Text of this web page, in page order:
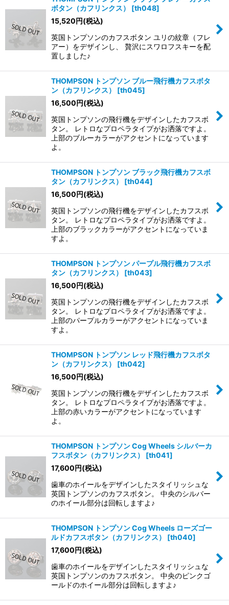
ボタン（カフリンクス）
[th048]
15,520円(税込)
英国トンプソンのカフスボタン ユリの紋章（フレ
アー）をデザインし、 贅沢にスワロフスキーを配
置しました♪
THOMPSON トンプソン ブルー飛行機カフスボタ
ン（カフリンクス）
[th045]
16,500円(税込)
英国トンプソンの飛行機をデザインしたカフスボ
タン。 レトロなプロペラタイプがお洒落ですよ。
上部のブルーカラーがアクセントになっています
よ。
THOMPSON トンプソン ブラック飛行機カフスボ
タン（カフリンクス）
[th044]
16,500円(税込)
英国トンプソンの飛行機をデザインしたカフスボ
タン。 レトロなプロペラタイプがお洒落ですよ。
上部のブラックカラーがアクセントになっていま
すよ。
THOMPSON トンプソン パープル飛行機カフスボ
タン（カフリンクス）
[th043]
16,500円(税込)
英国トンプソンの飛行機をデザインしたカフスボ
タン。 レトロなプロペラタイプがお洒落ですよ。
上部のパープルカラーがアクセントになっていま
すよ。
THOMPSON トンプソン レッド飛行機カフスボタ
ン（カフリンクス）
[th042]
16,500円(税込)
英国トンプソンの飛行機をデザインしたカフスボ
タン。 レトロなプロペラタイプがお洒落ですよ。
上部の赤いカラーがアクセントになっています
よ。
THOMPSON トンプソン Cog Wheels シルバーカ
フスボタン（カフリンクス）
[th041]
17,600円(税込)
歯車のホイールをデザインしたスタイリッシュな
英国トンプソンのカフスボタン。 中央のシルバー
のホイール部分は回転しますよ♪
THOMPSON トンプソン Cog Wheels ローズゴー
ルドカフスボタン（カフリンクス）
[th040]
17,600円(税込)
歯車のホイールをデザインしたスタイリッシュな
英国トンプソンのカフスボタン。 中央のピンクゴ
ールドのホイール部分は回転しますよ♪